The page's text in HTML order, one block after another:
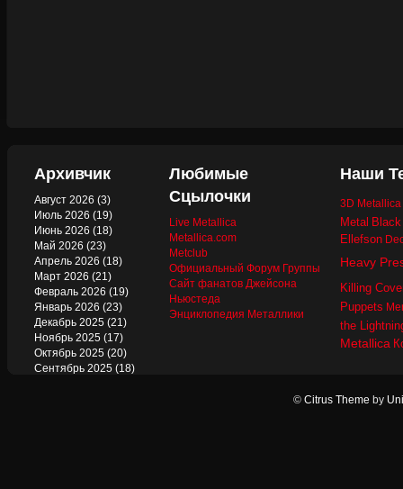
Архивчик
Август 2026 (3)
Июль 2026 (19)
Июнь 2026 (18)
Май 2026 (23)
Апрель 2026 (18)
Март 2026 (21)
Февраль 2026 (19)
Январь 2026 (23)
Декабрь 2025 (21)
Ноябрь 2025 (17)
Октябрь 2025 (20)
Сентябрь 2025 (18)
Любимые
Сцылочки
Live Metallica
Metallica.com
Metclub
Официальный Форум Группы
Сайт фанатов Джейсона
Ньюстеда
Энциклопедия Металлики
Наши
3D
Metal
Ellefson
Heavy
Killing
Puppets
the
Metallica
© Citrus Theme by